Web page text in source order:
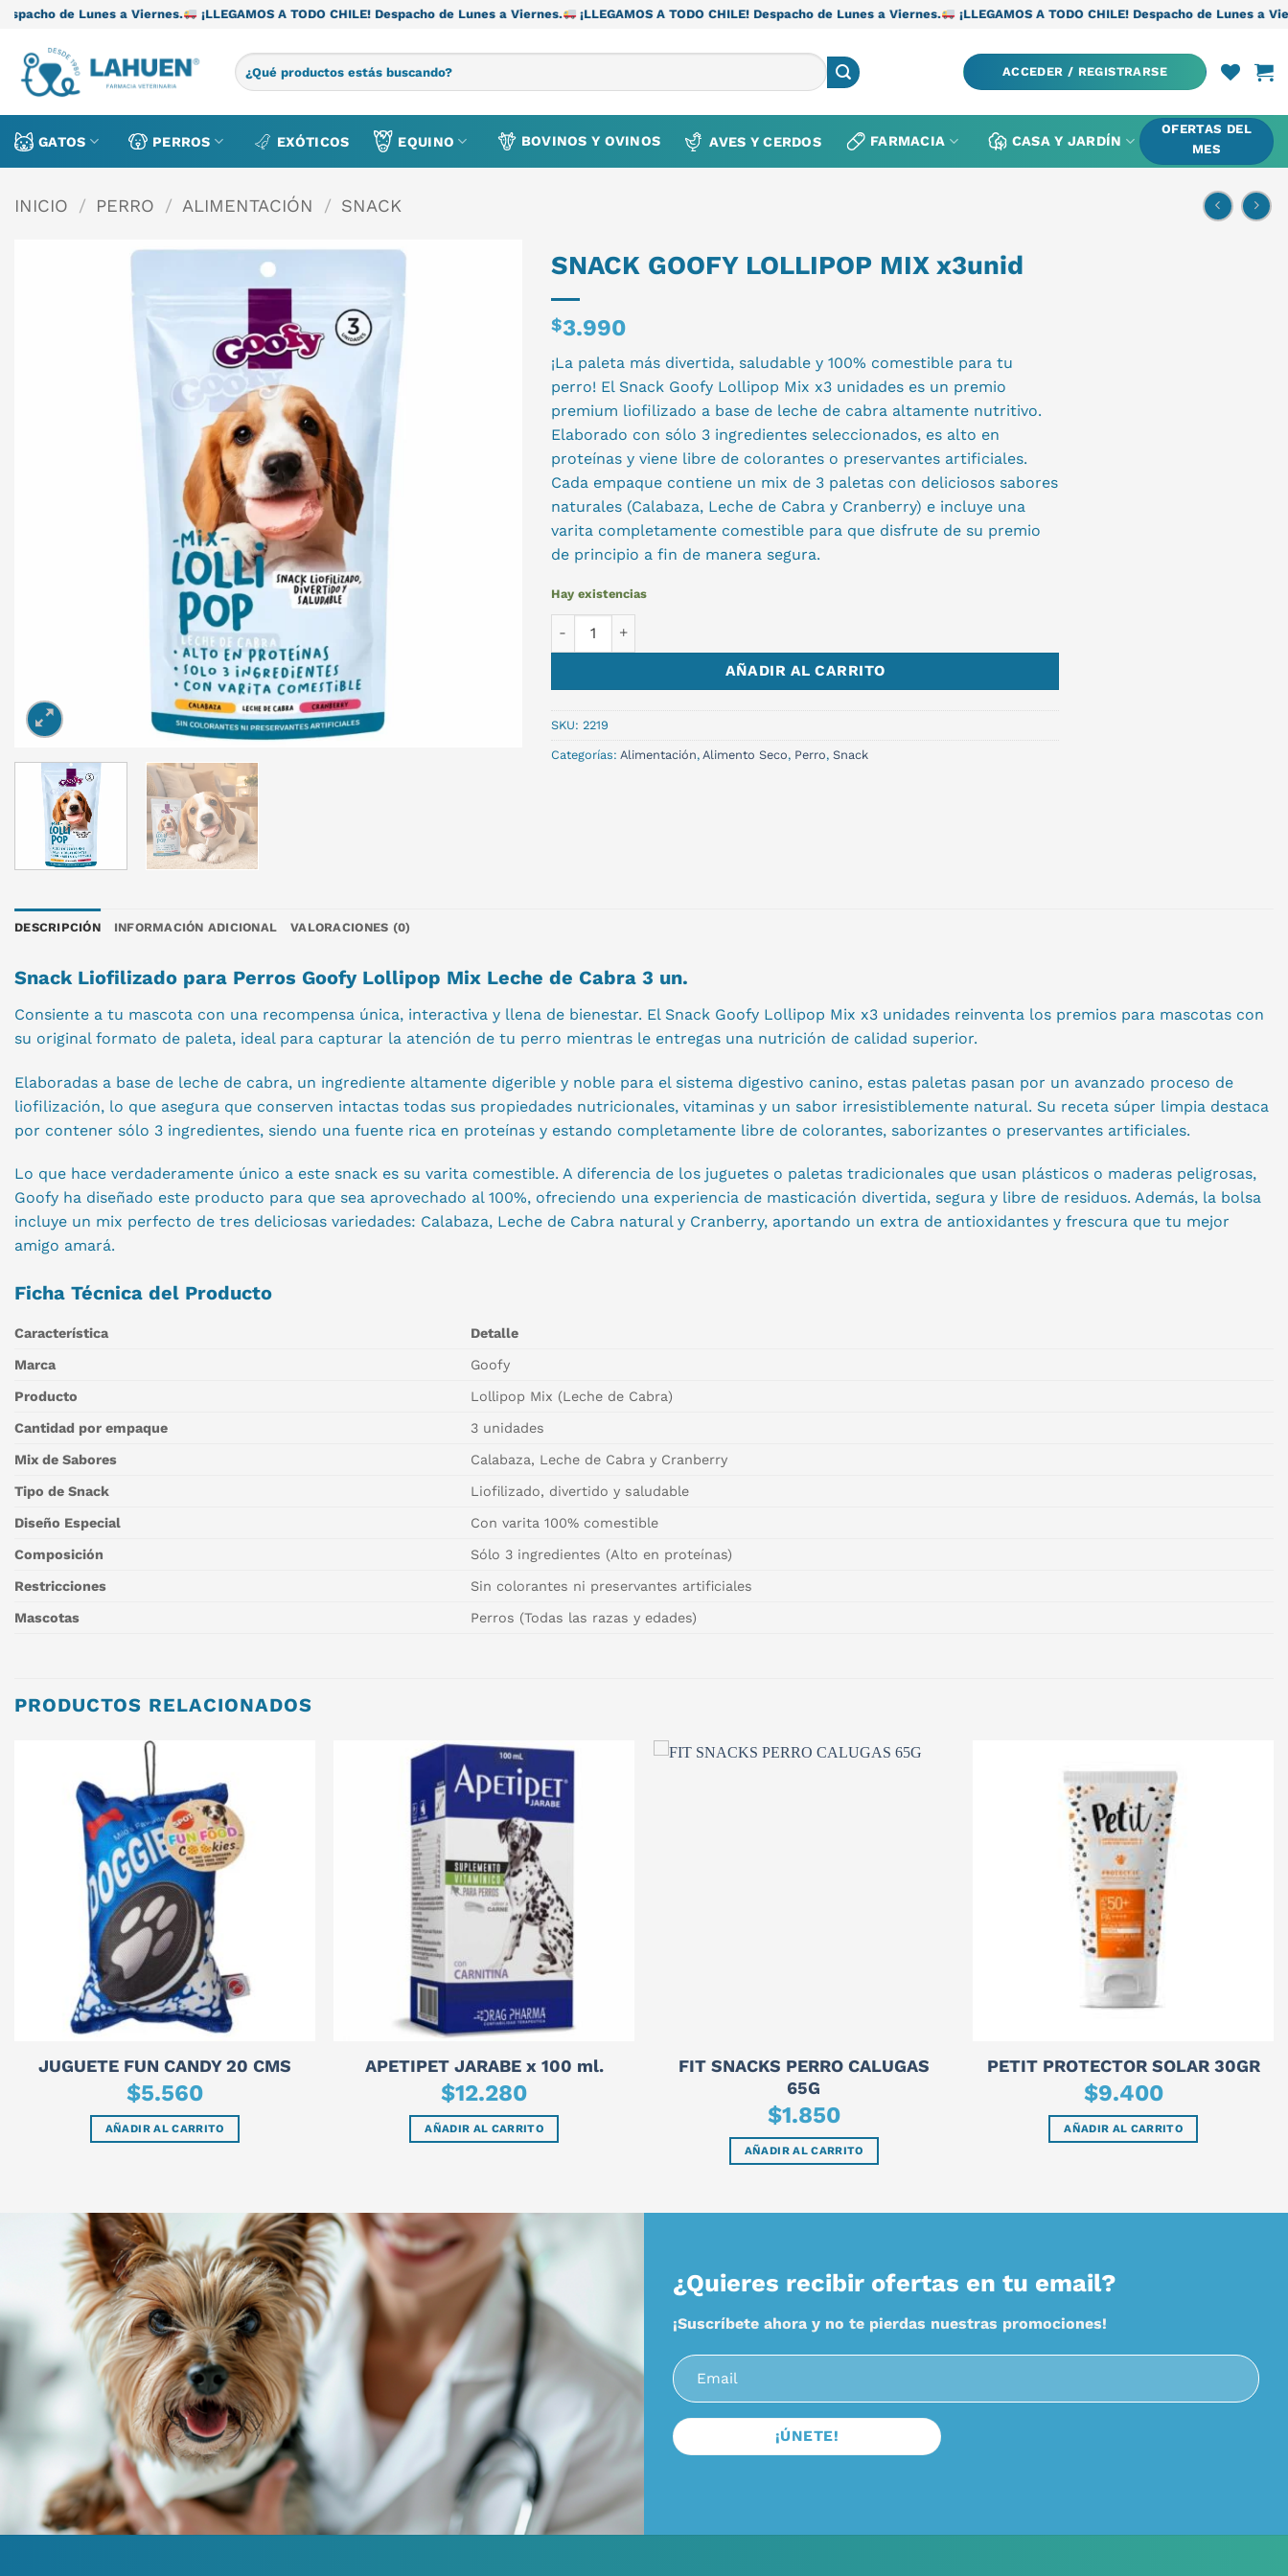
Saltar
contenido
a Viernes. ¡LLEGAMOS A TODO CHILE! Despacho de Lunes a Viernes. ¡LLEGAMOS A TODO CHILE! Despacho de Lunes a Viernes. ¡LLEGAMOS A TODO CHILE! Despacho de Lunes a Viernes.
Buscar
por:
ACCEDER / REGISTRARSE
GATOS PERROS EXÓTICOS EQUINO BOVINOS Y OVINOS AVES Y CERDOS FARMACIA CASA Y JARDÍN
OFERTAS DEL
MES
INICIO / PERRO / ALIMENTACIÓN / SNACK
SNACK GOOFY LOLLIPOP MIX x3unid
$3.990
¡La paleta más divertida, saludable y 100% comestible para tu
perro! El Snack Goofy Lollipop Mix x3 unidades es un premio
premium liofilizado a base de leche de cabra altamente nutritivo.
Elaborado con sólo 3 ingredientes seleccionados, es alto en
proteínas y viene libre de colorantes o preservantes artificiales.
Cada empaque contiene un mix de 3 paletas con deliciosos sabores
naturales (Calabaza, Leche de Cabra y Cranberry) e incluye una
varita completamente comestible para que disfrute de su premio
de principio a fin de manera segura.
Hay existencias
AÑADIR AL CARRITO
SKU: 2219
Categorías: Alimentación, Alimento Seco, Perro, Snack
DESCRIPCIÓN INFORMACIÓN ADICIONAL VALORACIONES (0)
Snack Liofilizado para Perros Goofy Lollipop Mix Leche de Cabra 3 un.
Consiente a tu mascota con una recompensa única, interactiva y llena de bienestar. El Snack Goofy Lollipop Mix x3 unidades reinventa los premios para mascotas con
su original formato de paleta, ideal para capturar la atención de tu perro mientras le entregas una nutrición de calidad superior.
Elaboradas a base de leche de cabra, un ingrediente altamente digerible y noble para el sistema digestivo canino, estas paletas pasan por un avanzado proceso de
liofilización, lo que asegura que conserven intactas todas sus propiedades nutricionales, vitaminas y un sabor irresistiblemente natural. Su receta súper limpia destaca
por contener sólo 3 ingredientes, siendo una fuente rica en proteínas y estando completamente libre de colorantes, saborizantes o preservantes artificiales.
Lo que hace verdaderamente único a este snack es su varita comestible. A diferencia de los juguetes o paletas tradicionales que usan plásticos o maderas peligrosas,
Goofy ha diseñado este producto para que sea aprovechado al 100%, ofreciendo una experiencia de masticación divertida, segura y libre de residuos. Además, la bolsa
incluye un mix perfecto de tres deliciosas variedades: Calabaza, Leche de Cabra natural y Cranberry, aportando un extra de antioxidantes y frescura que tu mejor
amigo amará.
Ficha Técnica del Producto
Característica Detalle
Marca Goofy
Producto Lollipop Mix (Leche de Cabra)
Cantidad por empaque 3 unidades
Mix de Sabores Calabaza, Leche de Cabra y Cranberry
Tipo de Snack Liofilizado, divertido y saludable
Diseño Especial Con varita 100% comestible
Composición Sólo 3 ingredientes (Alto en proteínas)
Restricciones Sin colorantes ni preservantes artificiales
Mascotas Perros (Todas las razas y edades)
PRODUCTOS RELACIONADOS
JUGUETE FUN CANDY 20 CMS
$5.560
AÑADIR AL CARRITO
APETIPET JARABE x 100 ml.
$12.280
AÑADIR AL CARRITO
FIT SNACKS PERRO CALUGAS
65G
$1.850
AÑADIR AL CARRITO
PETIT PROTECTOR SOLAR 30GR
$9.400
AÑADIR AL CARRITO
¿Quieres recibir ofertas en tu email?
¡Suscríbete ahora y no te pierdas nuestras promociones!